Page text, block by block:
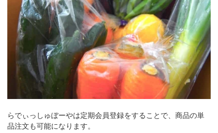
らでぃっしゅぼーやは定期会員登録をすることで、商品の単
品注文も可能になります。